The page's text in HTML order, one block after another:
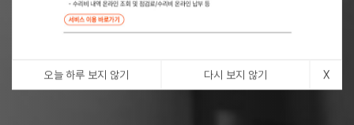
오늘 하루 보지 않기 다시 보지 않기 X